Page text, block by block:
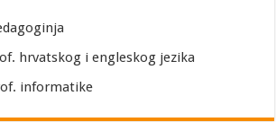
hrvatskog i engleskog jezika
informatike